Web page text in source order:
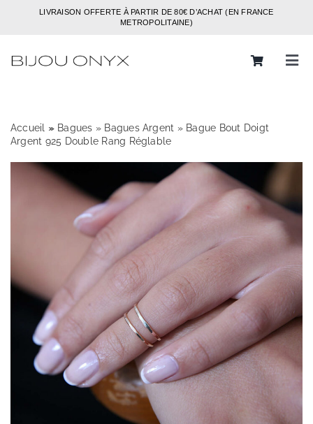
LIVRAISON OFFERTE À PARTIR DE 80€ D’ACHAT (EN FRANCE
METROPOLITAINE)
Bijoux
Bagues
Boucles d’oreilles
Chaines
COLLECTIONS DE BIJOUX
Idées Cadeaux
NOUVEAUTES
Accueil »
» Bagues » Bagues Argent » Bague Bout Doigt
Argent 925 Double Rang Réglable